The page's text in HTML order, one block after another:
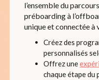
l’ensemble du
préboarding à
unique et connectée à
Créez des
personnalisés
Offrez une
chaque étape du